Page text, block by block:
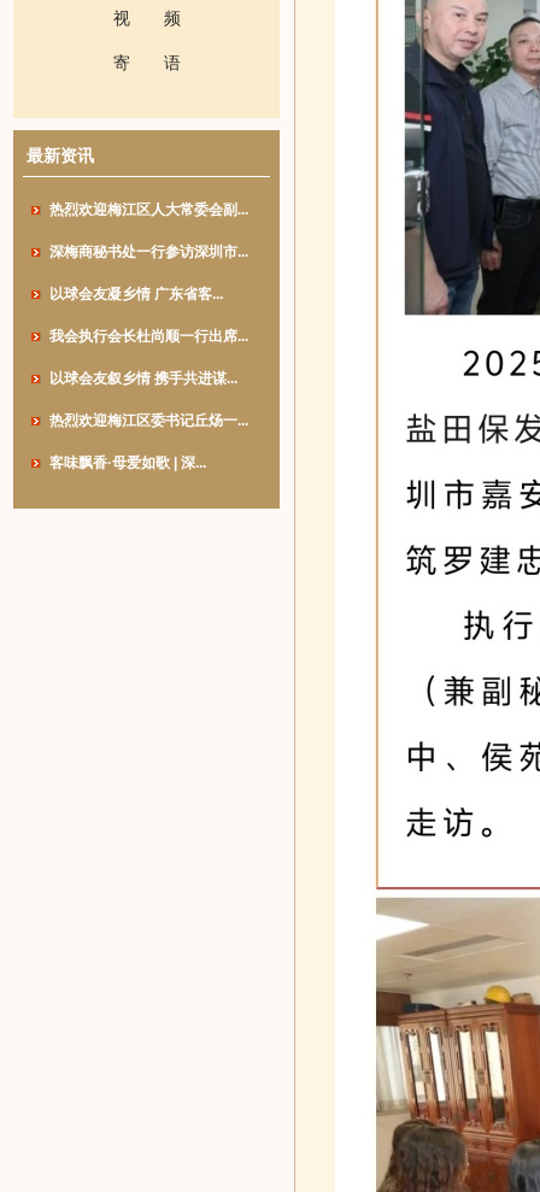
视 频
寄 语
最新资讯
热烈欢迎梅江区人大常委会副...
深梅商秘书处一行参访深圳市...
以球会友凝乡情 广东省客...
我会执行会长杜尚顺一行出席...
以球会友叙乡情 携手共进谋...
热烈欢迎梅江区委书记丘炀一...
客味飘香·母爱如歌 | 深...